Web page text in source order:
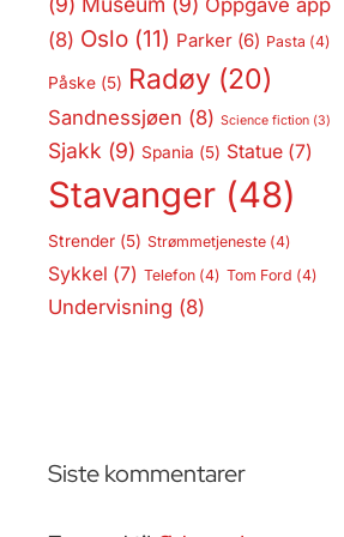
Oppgave app
(8) Oslo(11) Parker(6) Pasta (4)
Påske(5) Radøy(20)
Sandnessjøen (8) Science fiction(3)
Sjakk (9) Spania (5) Statue(7)
Stavanger(48)
Strender(5) Strømmetjeneste(4)
Sykkel (7) Telefon(4) Tom Ford (4)
Undervisning (8)
Siste kommentarer